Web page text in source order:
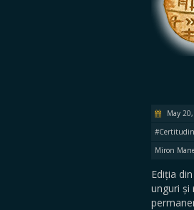
May
Miron
Ediția
unguri și